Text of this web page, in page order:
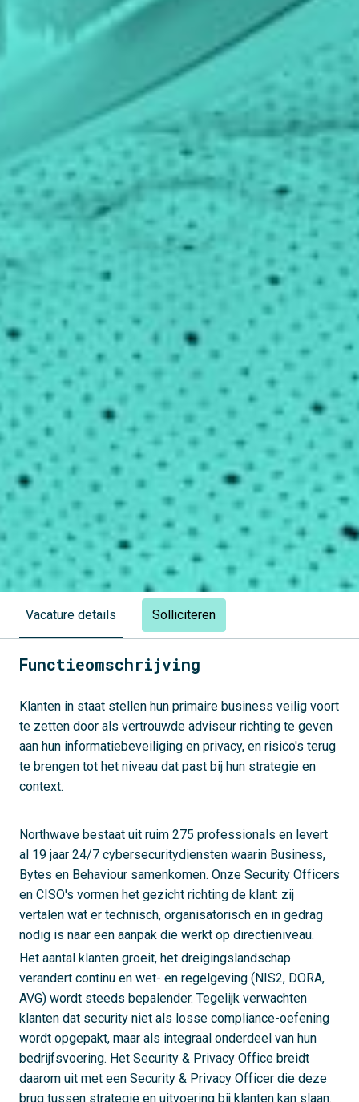
Vacature details Solliciteren
Functieomschrijving
Klanten in staat stellen hun primaire business veilig voort
te zetten door als vertrouwde adviseur richting te geven
aan hun informatiebeveiliging en privacy, en risico's terug
te brengen tot het niveau dat past bij hun strategie en
context.
Northwave bestaat uit ruim 275 professionals en levert
al 19 jaar 24/7 cybersecuritydiensten waarin Business,
Bytes en Behaviour samenkomen. Onze Security Officers
en CISO's vormen het gezicht richting de klant: zij
vertalen wat er technisch, organisatorisch en in gedrag
nodig is naar een aanpak die werkt op directieniveau.
Het aantal klanten groeit, het dreigingslandschap
verandert continu en wet- en regelgeving (NIS2, DORA,
AVG) wordt steeds bepalender. Tegelijk verwachten
klanten dat security niet als losse compliance-oefening
wordt opgepakt, maar als integraal onderdeel van hun
bedrijfsvoering. Het Security & Privacy Office breidt
daarom uit met een Security & Privacy Officer die deze
brug tussen strategie en uitvoering bij klanten kan slaan.